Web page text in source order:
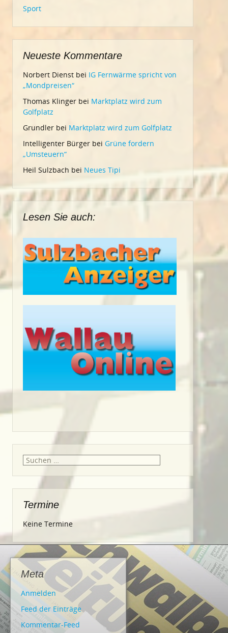
Sport
Neueste Kommentare
Norbert Dienst bei IG Fernwärme spricht von
„Mondpreisen“
Thomas Klinger bei Marktplatz wird zum
Golfplatz
Grundler bei Marktplatz wird zum Golfplatz
Intelligenter Bürger bei Grüne fordern
„Umsteuern“
Heil Sulzbach bei Neues Tipi
Lesen Sie auch:
Suche
Termine
Keine Termine
Meta
Anmelden
Feed der Einträge
Kommentar-Feed